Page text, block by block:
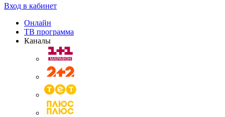
Вход в кабинет
Онлайн
ТВ программа
Каналы